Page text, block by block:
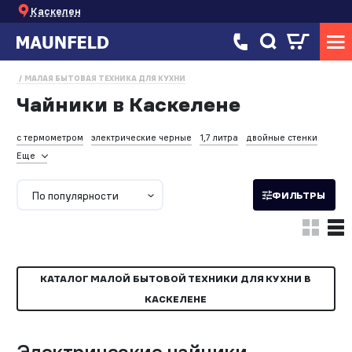
Каскелен
МАЛАЯ БЫТОВАЯ ТЕХНИКА ДЛЯ КУХНИ
Чайники в Каскелене
с термометром электрические черные 1,7 литра
двойные стенки
Еще
По популярности ФИЛЬТРЫ
КАТАЛОГ МАЛОЙ БЫТОВОЙ ТЕХНИКИ ДЛЯ КУХНИ В
КАСКЕЛЕНЕ